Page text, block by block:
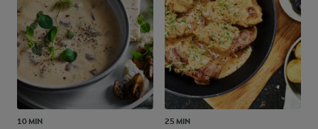
10 MIN 25 MIN